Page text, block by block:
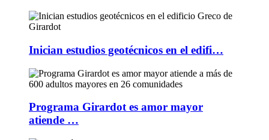
Inician estudios geotécnicos en el edifi…
Programa Girardot es amor mayor
atiende …